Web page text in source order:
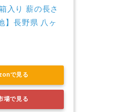
入り 薪の長さ
】長野県 八ヶ
で見る
場で見る